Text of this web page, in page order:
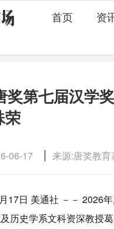
首页 资
奖第七届汉学
荣
06-17 来源:唐奖教育
17日 美通社 －－ 2026
历史学系文科资深教授